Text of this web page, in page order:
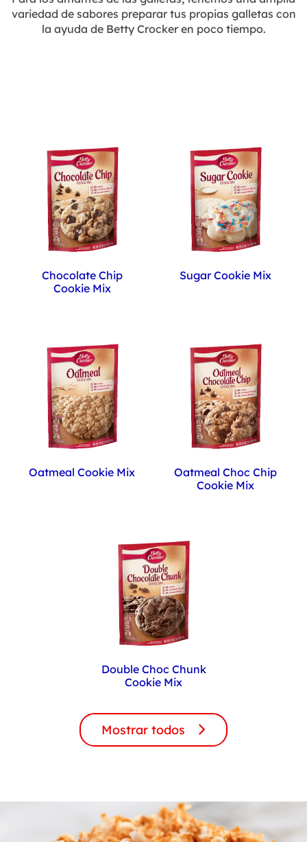
variedad de sabores preparar tus propias galletas con
la ayuda de Betty Crocker en poco tiempo.
Chocolate Chip
Cookie Mix
Sugar Cookie Mix
Oatmeal Cookie Mix
Oatmeal Choc Chip
Cookie Mix
Double Choc Chunk
Cookie Mix
Mostrar todos